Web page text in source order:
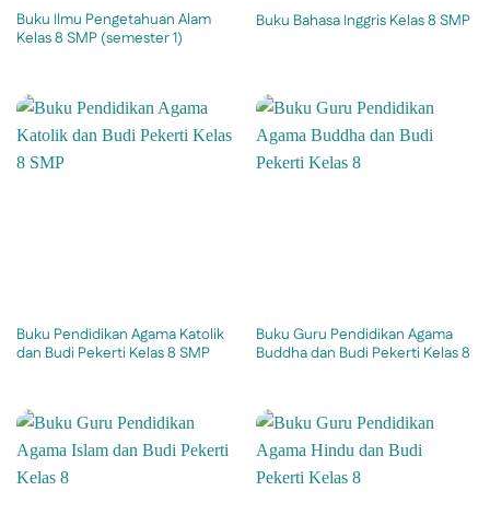
Buku Ilmu Pengetahuan Alam
Kelas 8 SMP (semester 1)
Buku Bahasa Inggris Kelas 8 SMP
Buku Pendidikan Agama Katolik
dan Budi Pekerti Kelas 8 SMP
Buku Guru Pendidikan Agama
Buddha dan Budi Pekerti Kelas 8